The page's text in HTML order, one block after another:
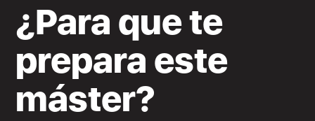
¿Para que te
prepara este
máster?